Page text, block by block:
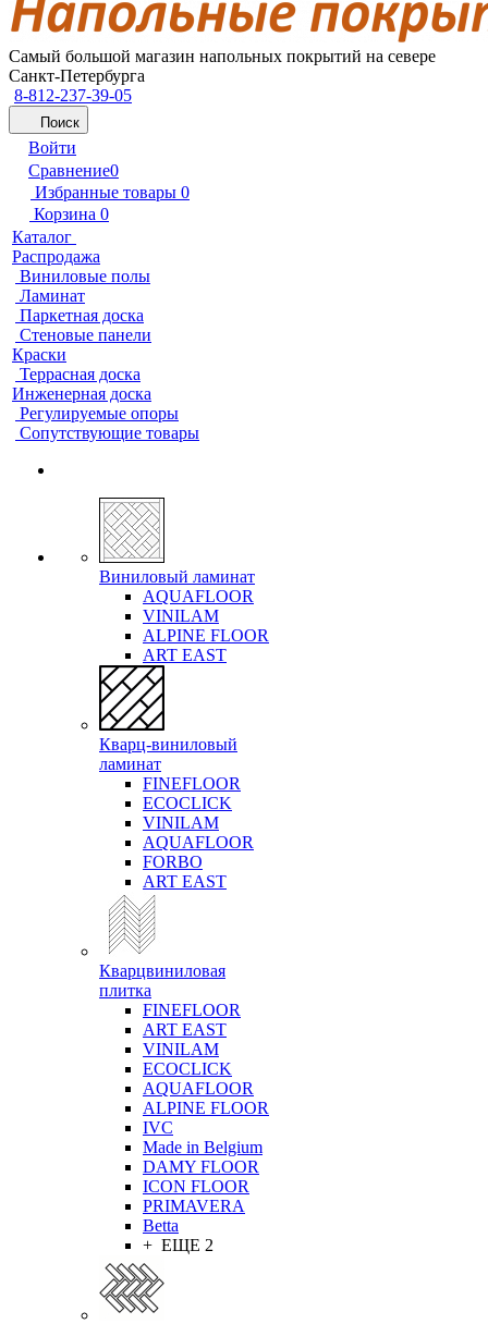
Самый большой магазин напольных покрытий на севере
Санкт-Петербурга
8-812-237-39-05
Поиск
Войти
Сравнение0
Избранные товары 0
Корзина 0
Каталог
Распродажа
Виниловые полы
Ламинат
Паркетная доска
Стеновые панели
Краски
Террасная доска
Инженерная доска
Регулируемые опоры
Сопутствующие товары
Виниловый ламинат
AQUAFLOOR
VINILAM
ALPINE FLOOR
ART EAST
Кварц-виниловый
ламинат
FINEFLOOR
ECOCLICK
VINILAM
AQUAFLOOR
FORBO
ART EAST
Кварцвиниловая
плитка
FINEFLOOR
ART EAST
VINILAM
ECOCLICK
AQUAFLOOR
ALPINE FLOOR
IVC
Made in Belgium
DAMY FLOOR
ICON FLOOR
PRIMAVERA
Betta
+ ЕЩЕ 2